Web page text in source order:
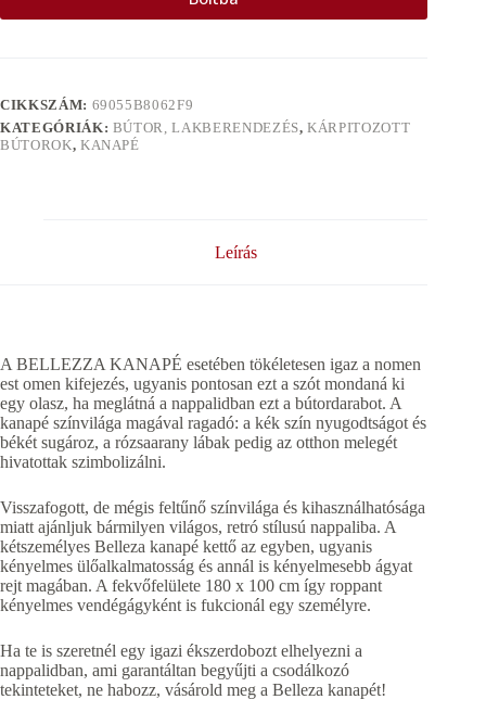
CIKKSZÁM: 69055B8062F9
KATEGÓRIÁK: BÚTOR, LAKBERENDEZÉS,KÁRPITOZOTT
BÚTOROK, KANAPÉ
Leírás
A BELLEZZA KANAPÉ esetében tökéletesen igaz a nomen
est omen kifejezés, ugyanis pontosan ezt a szót mondaná ki
egy olasz, ha meglátná a nappalidban ezt a bútordarabot. A
kanapé színvilága magával ragadó: a kék szín nyugodtságot és
békét sugároz, a rózsaarany lábak pedig az otthon melegét
hivatottak szimbolizálni.
Visszafogott, de mégis feltűnő színvilága és kihasználhatósága
miatt ajánljuk bármilyen világos, retró stílusú nappaliba. A
kétszemélyes Belleza kanapé kettő az egyben, ugyanis
kényelmes ülőalkalmatosság és annál is kényelmesebb ágyat
rejt magában. A fekvőfelülete 180 x 100 cm így roppant
kényelmes vendégágyként is fukcionál egy személyre.
Ha te is szeretnél egy igazi ékszerdobozt elhelyezni a
nappalidban, ami garantáltan begyűjti a csodálkozó
tekinteteket, ne habozz, vásárold meg a Belleza kanapét!